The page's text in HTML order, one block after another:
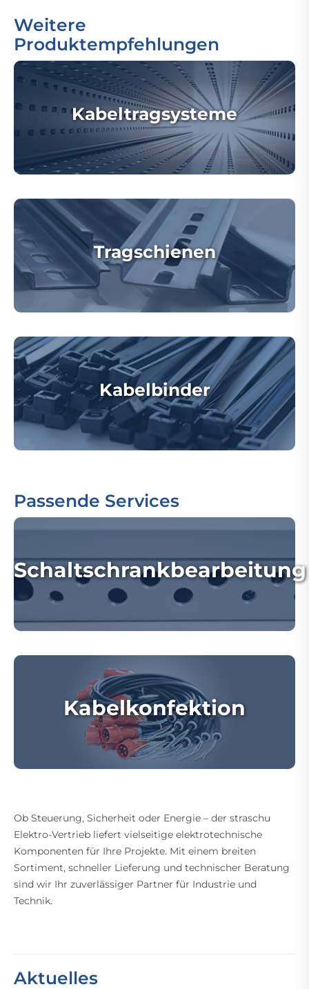
Weitere
Produktempfehlungen
Kabeltragsysteme
Tragschienen
Kabelbinder
Passende Services
Schaltschrankbearbeitung
Kabelkonfektion
Ob Steuerung, Sicherheit oder Energie – der straschu
Elektro-Vertrieb liefert vielseitige elektrotechnische
Komponenten für Ihre Projekte. Mit einem breiten
Sortiment, schneller Lieferung und technischer Beratung
sind wir Ihr zuverlässiger Partner für Industrie und
Technik.
Aktuelles